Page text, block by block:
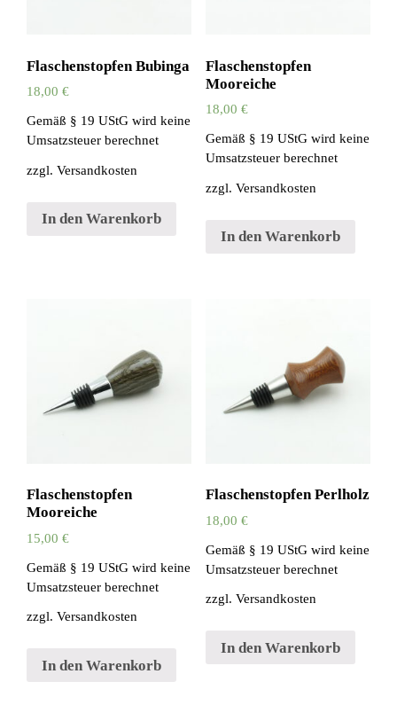
Flaschenstopfen Bubinga
18,00 €
Gemäß § 19 UStG wird keine
Umsatzsteuer berechnet
zzgl. Versandkosten
In den Warenkorb
Flaschenstopfen
Mooreiche
18,00 €
Gemäß § 19 UStG wird keine
Umsatzsteuer berechnet
zzgl. Versandkosten
In den Warenkorb
Flaschenstopfen
Mooreiche
15,00 €
Gemäß § 19 UStG wird keine
Umsatzsteuer berechnet
zzgl. Versandkosten
In den Warenkorb
Flaschenstopfen Perlholz
18,00 €
Gemäß § 19 UStG wird keine
Umsatzsteuer berechnet
zzgl. Versandkosten
In den Warenkorb